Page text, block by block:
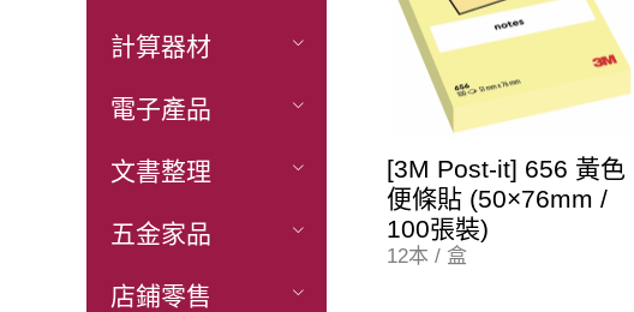
計算器材
電子產品
文書整理
五金家品
店鋪零售
[3M Post-it] 656 黃色
便條貼 (50×76mm /
100張裝)
12本 / 盒